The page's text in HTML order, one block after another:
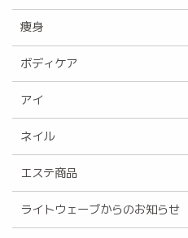
痩身
ボディケア
アイ
ネイル
エステ商品
ライトウェーブからのお知らせ